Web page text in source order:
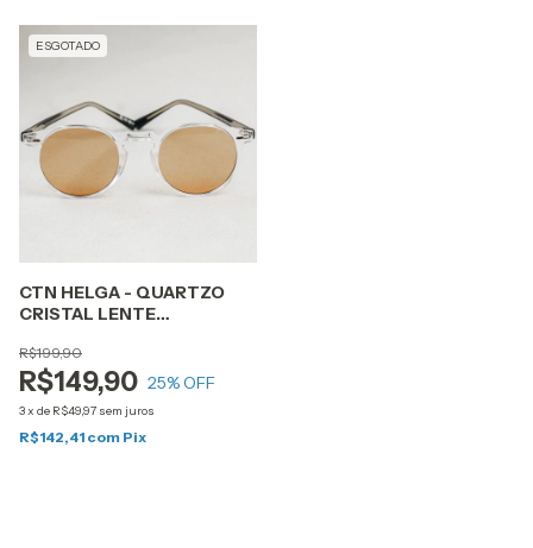
ESGOTADO
CTN HELGA - QUARTZO
CRISTAL LENTE
R$149,90
R$199,90
25% OFF
3x de R$49,97 sem juros
R$142,41 com Pix